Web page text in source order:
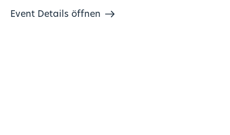
Event Details öffnen